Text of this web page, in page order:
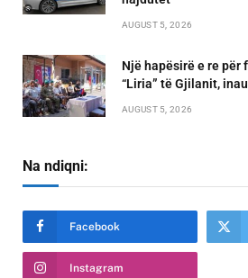
AUGUST 5, 2026
Një hapësirë e re për
“Liria” të Gjilanit,
AUGUST 5, 2026
Na ndiqni:
Facebook
Instagram